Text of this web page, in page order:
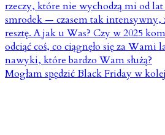
Mogłam spędzić Black Friday w